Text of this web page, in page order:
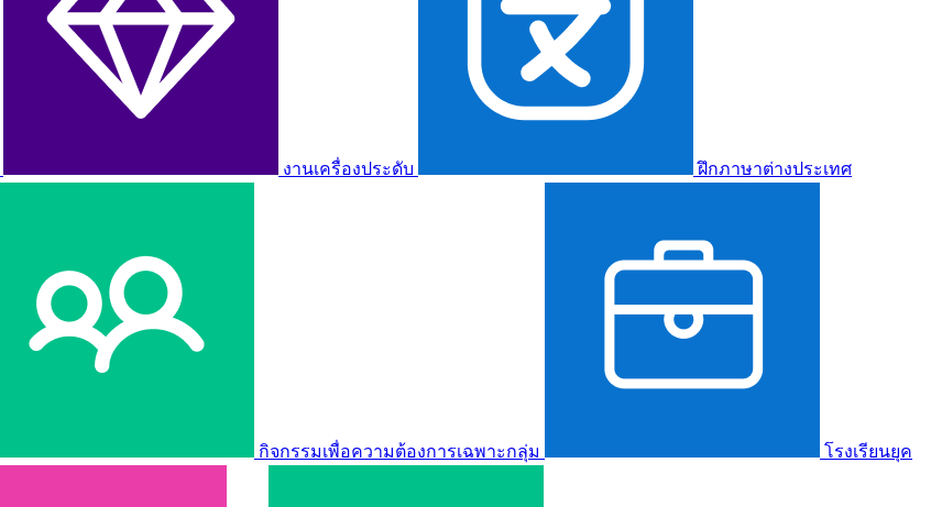
งานเครื่องประดับ ฝึกภาษาต่างประเทศ
กิจกรรมเพื่อความต้องการเฉพาะกลุ่ม โรงเรียนยุค